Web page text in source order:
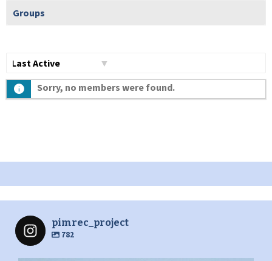
Groups
Sorry, no members were found.
pimrec_project
782